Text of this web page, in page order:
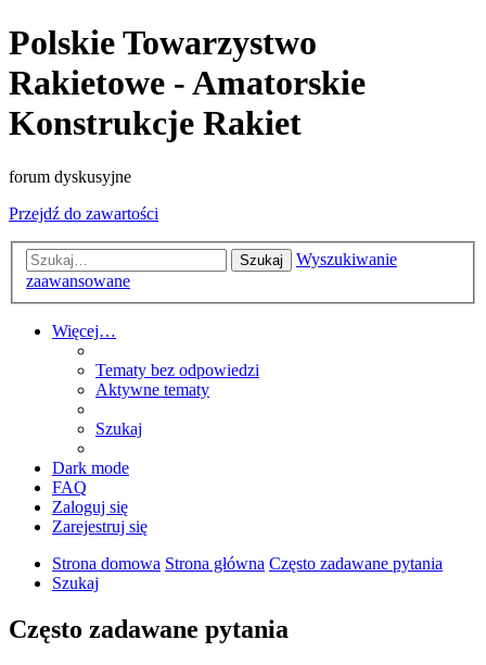
Polskie Towarzystwo
Rakietowe - Amatorskie
Konstrukcje Rakiet
forum dyskusyjne
Przejdź do zawartości
Szukaj
Wyszukiwanie
zaawansowane
Więcej…
Tematy bez odpowiedzi
Aktywne tematy
Szukaj
Dark mode
FAQ
Zaloguj się
Zarejestruj się
Strona domowa Strona główna Często zadawane pytania
Szukaj
Często zadawane pytania